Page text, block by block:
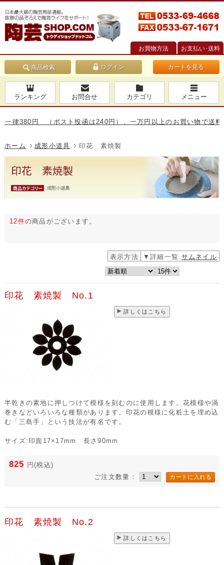
お買物方法 お支払い･送料
商品検索 カートを見る
ランキング お問合せ カテゴリ メニュー
円 （ポスト投函は240円）、一万円以上のお買い物で送料無料
ホーム 成形小道具 印花 素焼製
12件の商品がございます。
表示方法 ▼詳細一覧 サムネイル
印花 素焼製 No.1
詳しくはこちら
半乾きの素地に押しつけて模様を刻むのに使用します。花模様や渦
巻きなどいろいろな種類があります。印花の模様に化粧土を埋め込
む「三島手」という技法が有名です。
サイズ:印面17×17mm 長さ90mm
825 円 (税込)
ご注文数量：
印花 素焼製 No.2
詳しくはこちら